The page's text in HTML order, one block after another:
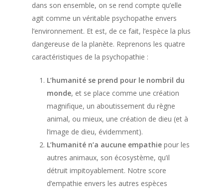
dans son ensemble, on se rend compte qu’elle
agit comme un véritable psychopathe envers
l’environnement. Et est, de ce fait, l’espèce la plus
dangereuse de la planète. Reprenons les quatre
caractéristiques de la psychopathie :
L’humanité se prend pour le nombril du
monde, et se place comme une création
magnifique, un aboutissement du règne
animal, ou mieux, une création de dieu (et à
l’image de dieu, évidemment).
L’humanité n’a aucune empathie pour les
autres animaux, son écosystème, qu’il
détruit impitoyablement. Notre score
d’empathie envers les autres espèces